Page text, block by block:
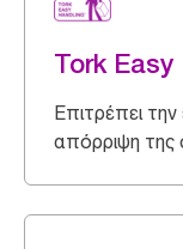
Tork
Επιτρέπει
απόρριψη της